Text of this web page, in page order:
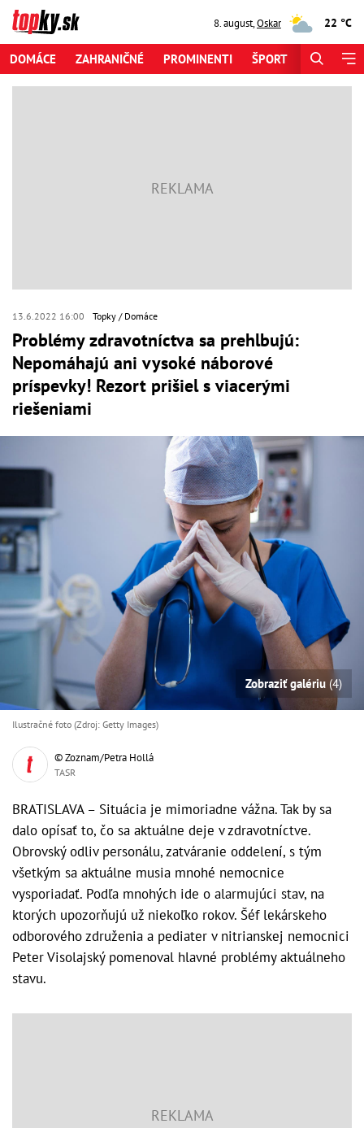
8. august,Oskar 22 °C
DOMÁCE ZAHRANIČNÉ PROMINENTI ŠPORT
13.6.2022 16:00 Topky Domáce
Problémy zdravotníctva sa prehlbujú:
Nepomáhajú ani vysoké náborové
príspevky! Rezort prišiel s viacerými
riešeniami
Zobraziť galériu (4)
Ilustračné foto (Zdroj: Getty Images)
© Zoznam/Petra Hollá
TASR
BRATISLAVA – Situácia je mimoriadne vážna. Tak by sa
dalo opísať to, čo sa aktuálne deje v zdravotníctve.
Obrovský odliv personálu, zatváranie oddelení, s tým
všetkým sa aktuálne musia mnohé nemocnice
vysporiadať. Podľa mnohých ide o alarmujúci stav, na
ktorých upozorňujú už niekoľko rokov. Šéf lekárskeho
odborového združenia a pediater v nitrianskej nemocnici
Peter Visolajský pomenoval hlavné problémy aktuálneho
stavu.